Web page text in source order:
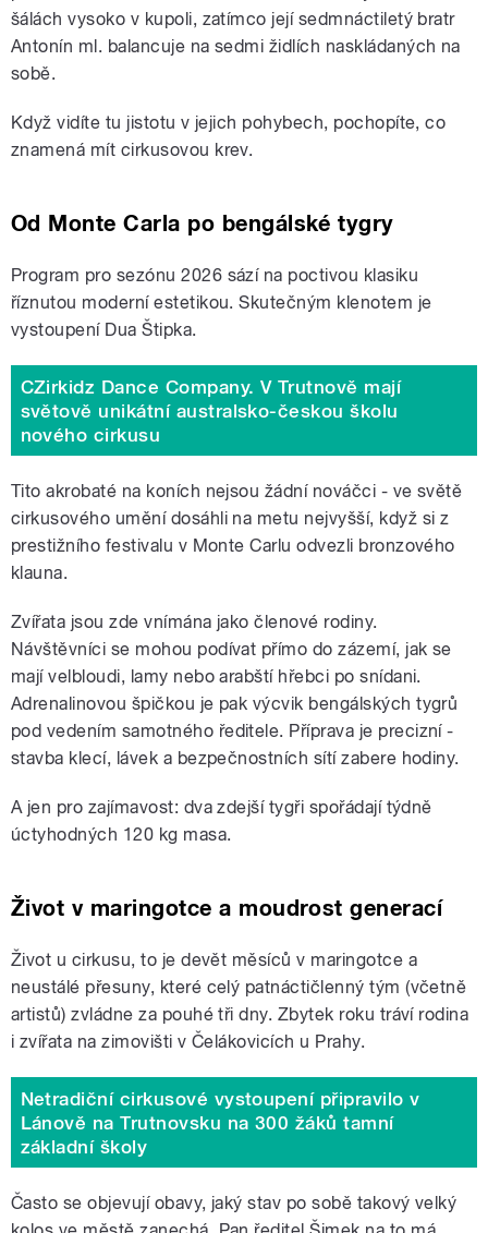
šálách vysoko v kupoli, zatímco její sedmnáctiletý bratr
Antonín ml. balancuje na sedmi židlích naskládaných na
sobě.
Když vidíte tu jistotu v jejich pohybech, pochopíte, co
znamená mít cirkusovou krev.
Od Monte Carla po bengálské tygry
Program pro sezónu 2026 sází na poctivou klasiku
říznutou moderní estetikou. Skutečným klenotem je
vystoupení Dua Štipka.
CZirkidz Dance Company. V Trutnově mají
světově unikátní australsko-českou školu
nového cirkusu
Tito akrobaté na koních nejsou žádní nováčci - ve světě
cirkusového umění dosáhli na metu nejvyšší, když si z
prestižního festivalu v Monte Carlu odvezli bronzového
klauna.
Zvířata jsou zde vnímána jako členové rodiny.
Návštěvníci se mohou podívat přímo do zázemí, jak se
mají velbloudi, lamy nebo arabští hřebci po snídani.
Adrenalinovou špičkou je pak výcvik bengálských tygrů
pod vedením samotného ředitele. Příprava je precizní -
stavba klecí, lávek a bezpečnostních sítí zabere hodiny.
A jen pro zajímavost: dva zdejší tygři spořádají týdně
úctyhodných 120 kg masa.
Život v maringotce a moudrost generací
Život u cirkusu, to je devět měsíců v maringotce a
neustálé přesuny, které celý patnáctičlenný tým (včetně
artistů) zvládne za pouhé tři dny. Zbytek roku tráví rodina
i zvířata na zimovišti v Čelákovicích u Prahy.
Netradiční cirkusové vystoupení připravilo v
Lánově na Trutnovsku na 300 žáků tamní
základní školy
Často se objevují obavy, jaký stav po sobě takový velký